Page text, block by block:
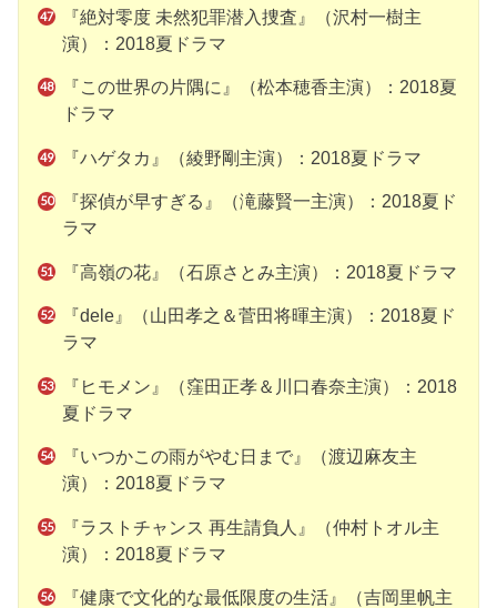
『絶対零度 未然犯罪潜入捜査』（沢村一樹主
演）：2018夏ドラマ
『この世界の片隅に』（松本穂香主演）：2018夏
ドラマ
『ハゲタカ』（綾野剛主演）：2018夏ドラマ
『探偵が早すぎる』（滝藤賢一主演）：2018夏ド
ラマ
『高嶺の花』（石原さとみ主演）：2018夏ドラマ
『dele』（山田孝之＆菅田将暉主演）：2018夏ド
ラマ
『ヒモメン』（窪田正孝＆川口春奈主演）：2018
夏ドラマ
『いつかこの雨がやむ日まで』（渡辺麻友主
演）：2018夏ドラマ
『ラストチャンス 再生請負人』（仲村トオル主
演）：2018夏ドラマ
『健康で文化的な最低限度の生活』（吉岡里帆主